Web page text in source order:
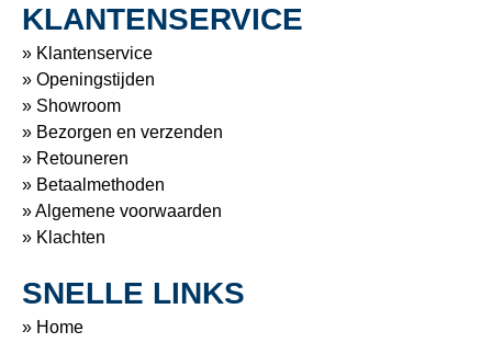
KLANTENSERVICE
» Klantenservice
» Openingstijden
» Showroom
» Bezorgen en verzenden
» Retouneren
» Betaalmethoden
» Algemene voorwaarden
» Klachten
SNELLE LINKS
» Home